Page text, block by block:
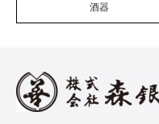
酒器